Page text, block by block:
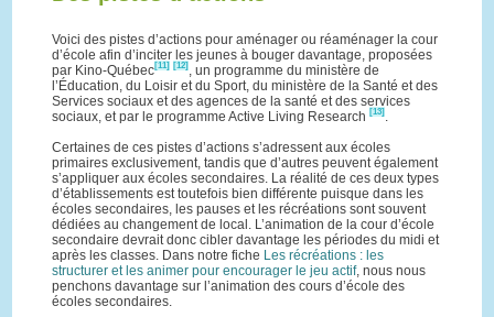
Voici des pistes d’actions pour aménager ou réaménager la cour
d’école afin d’inciter les jeunes à bouger davantage, proposées
par Kino-Québec[11] [12] , un programme du ministère de
l’Éducation, du Loisir et du Sport, du ministère de la Santé et des
Services sociaux et des agences de la santé et des services
sociaux, et par le programme Active Living Research [13] .
Certaines de ces pistes d’actions s’adressent aux écoles
primaires exclusivement, tandis que d’autres peuvent également
s’appliquer aux écoles secondaires. La réalité de ces deux types
d’établissements est toutefois bien différente puisque dans les
écoles secondaires, les pauses et les récréations sont souvent
dédiées au changement de local. L’animation de la cour d’école
secondaire devrait donc cibler davantage les périodes du midi et
après les classes. Dans notre fiche Les récréations : les
structurer et les animer pour encourager le jeu actif, nous nous
penchons davantage sur l’animation des cours d’école des
écoles secondaires.